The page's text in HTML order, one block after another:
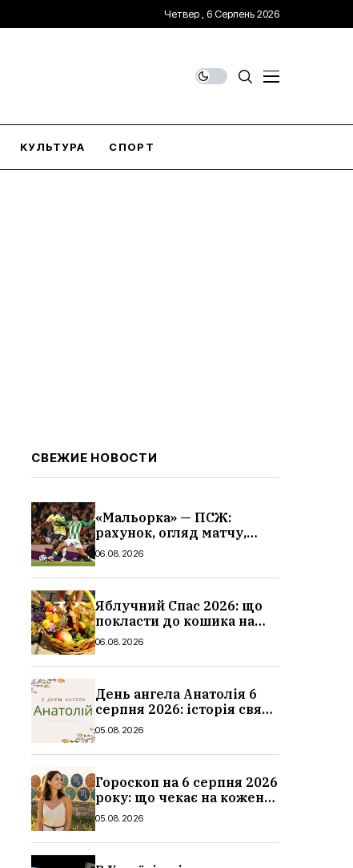
Четвер , 6 Серпень 2026
КУЛЬТУРА СПОРТ
СВЕЖИЕ НОВОСТИ
«Мальорка» — ПСЖ:
рахунок, огляд матчу,
голи та склад парижан
06.08.2026
Яблучний Спас 2026: що
покласти до кошика на
освячення, які фрукти,
06.08.2026
День ангела Анатолія 6
серпня 2026: історія свята,
значення імені,
прозі
05.08.2026
Гороскоп на 6 серпня 2026
року: що чекає на кожен
знак зодіаку
05.08.2026